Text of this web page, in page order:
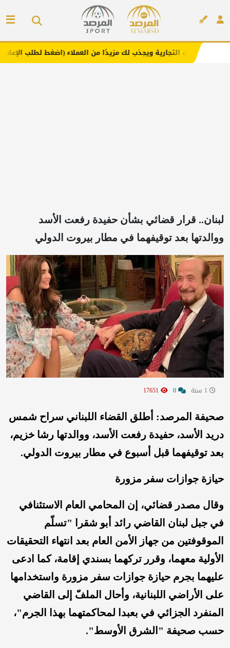
ويجذب لك مزيدًا من العملاء (اضغط لطلب الإعلان)
لبنان.. قرار قضائي بشأن حفيدة رفعت الأسد
ووالدتها بعد توقيفهما في مطار بيروت الدولي
صحيفة المرصد: أطلق القضاء اللبناني سراح شمس
دريد الأسد، حفيدة رفعت الأسد، ووالدتها رشا خزيم،
بعد توقيفهما قبل أسبوع في مطار بيروت الدولي.
حيازة جوازات سفر مزورة
وقال مصدر قضائي، إن المحامي العام الاستئنافي
في جبل لبنان القاضي رائد أبو شقرا "تسلّم
الموقوفتين من جهاز الأمن العام بعد انتهاء التحقيقات
الأولية معهما، وقرر تركهما بسندي إقامة، كما ادعى
عليهما بجرم حيازة جوازات سفر مزورة واستخدامها
على الأراضي اللبنانية، وأحال الملفّ إلى القاضي
المنفرد الجزائي في بعبدا لمحاكمتهما بهذا الجرم"،
حسب صحيفة "الشرق الأوسط".